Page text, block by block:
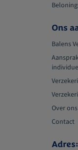
Ons
Balens
Over ons
Contact
Adres: